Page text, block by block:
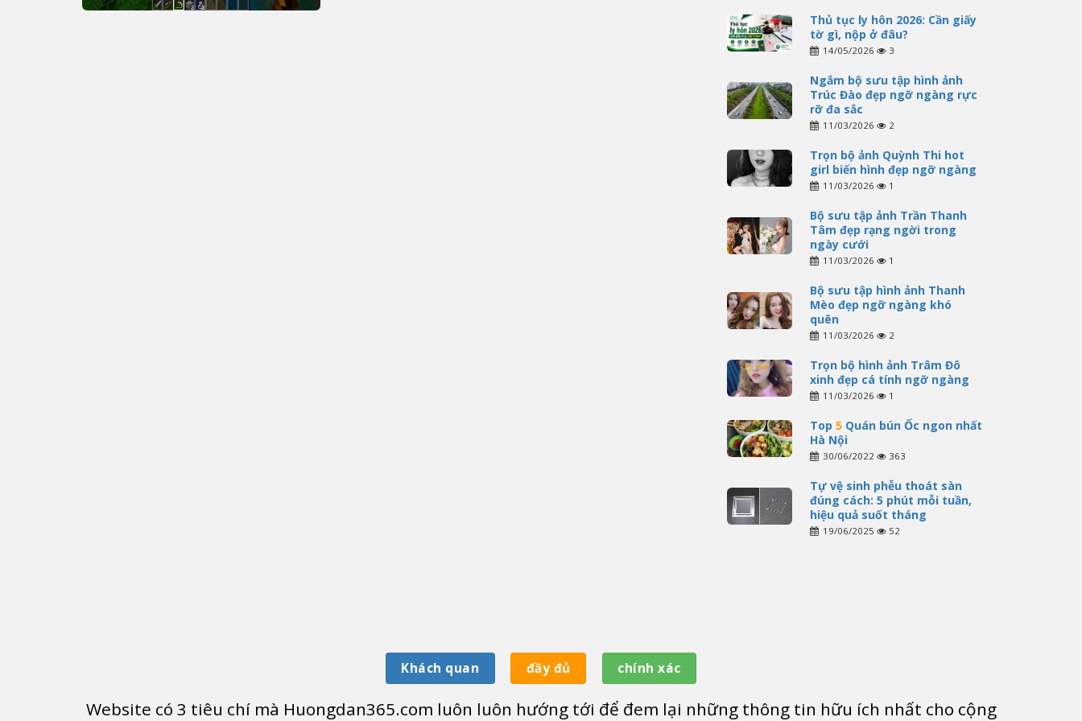
Thủ tục ly hôn 2026: Cần giấy
tờ gì, nộp ở đâu?
14/05/2026 3
Ngắm bộ sưu tập hình ảnh
Trúc Đào đẹp ngỡ ngàng rực
rỡ đa sắc
11/03/2026 2
Trọn bộ ảnh Quỳnh Thi hot
girl biến hình đẹp ngỡ ngàng
11/03/2026 1
Bộ sưu tập ảnh Trần Thanh
Tâm đẹp rạng ngời trong
ngày cưới
11/03/2026 1
Bộ sưu tập hình ảnh Thanh
Mèo đẹp ngỡ ngàng khó
quên
11/03/2026 2
Trọn bộ hình ảnh Trâm Đô
xinh đẹp cá tính ngỡ ngàng
11/03/2026 1
Top 5 Quán bún Ốc ngon nhất
Hà Nội
30/06/2022 363
Tự vệ sinh phễu thoát sàn
đúng cách: 5 phút mỗi tuần,
hiệu quả suốt tháng
19/06/2025 52
Khách quan đầy đủ chính xác
Website có 3 tiêu chí mà Huongdan365.com luôn luôn hướng tới để đem lại những thông tin hữu ích nhất cho cộng